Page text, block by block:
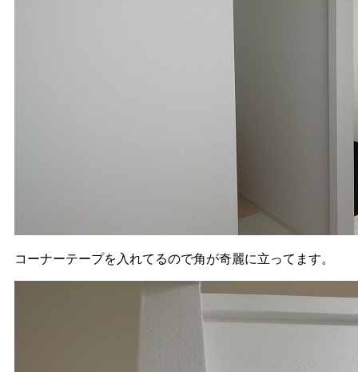
コーナーテープを入れてるので角が奇麗に立ってます。